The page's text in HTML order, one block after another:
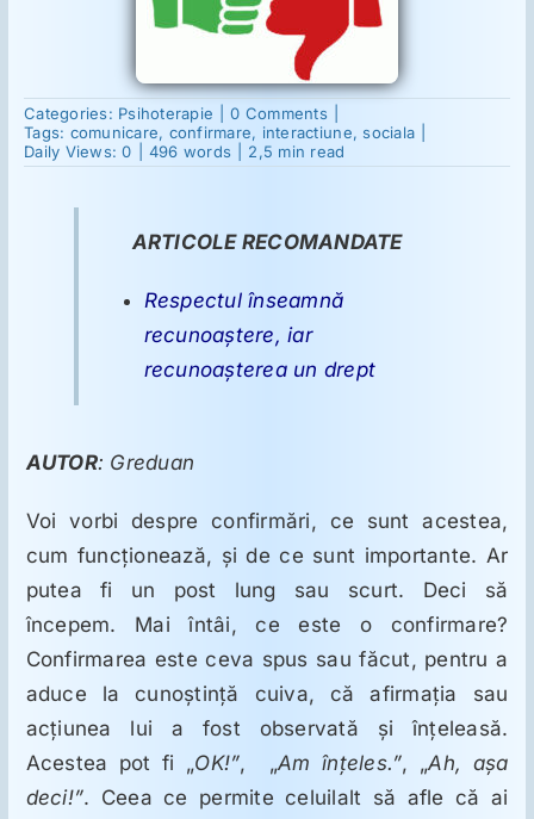
Reumatologie
Mesajele lui Reichelt
LDN
Oncologie
Toxicologie
Antipsihiatrie
Categories: Psihoterapie 0 Commentson
Confirmarea
înseamnă
Tags: comunicare, confirmare, interactiune, sociala
Daily Views: 0
496 words 2,5 min read
ARTICOLE RECOMANDATE
Respectul înseamnă
recunoaştere, iar
recunoaşterea un drept
AUTOR: Greduan
Voi vorbi despre confirmări, ce sunt acestea,
cum funcţionează, şi de ce sunt importante. Ar
putea fi un post lung sau scurt. Deci să
începem. Mai întâi, ce este o confirmare?
Confirmarea este ceva spus sau făcut, pentru a
aduce la cunoştinţă cuiva, că afirmaţia sau
acţiunea lui a fost observată şi înţeleasă.
Acestea pot fi „OK!”, „Am înţeles.”, „Ah, aşa
deci!”. Ceea ce permite celuilalt să afle că ai